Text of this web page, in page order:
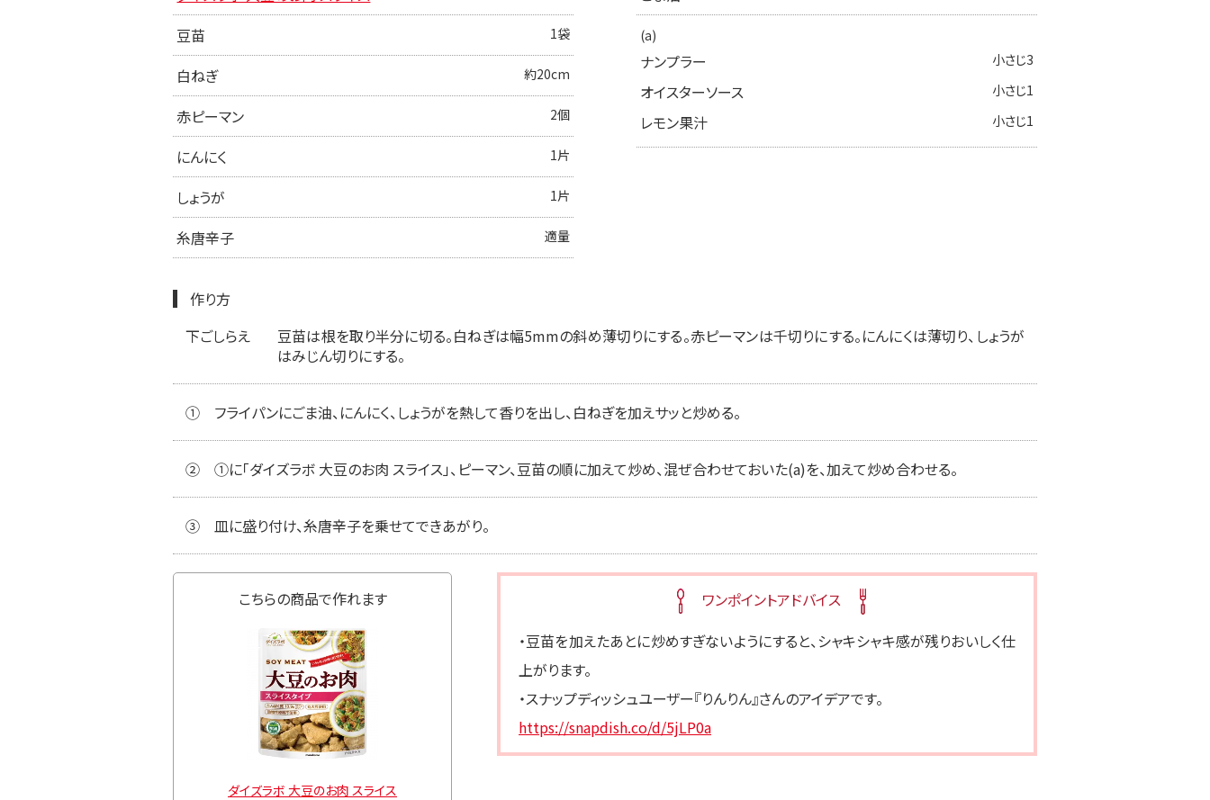
豆苗 1袋
白ねぎ 約20cm
赤ピーマン 2個
にんにく 1片
しょうが 1片
糸唐辛子 適量
(a)
ナンプラー 小さじ3
オイスターソース 小さじ1
レモン果汁 小さじ1
作り方
下ごしらえ
豆苗は根を取り半分に切る。白ねぎは幅5mmの斜め薄切りにする。赤ピーマンは千切りにする。にんにくは薄切り、しょうが
はみじん切りにする。
① フライパンにごま油、にんにく、しょうがを熱して香りを出し、白ねぎを加えサッと炒める。
② ①に「ダイズラボ 大豆のお肉 スライス」、ピーマン、豆苗の順に加えて炒め、混ぜ合わせておいた(a)を、加えて炒め合わせる。
③ 皿に盛り付け、糸唐辛子を乗せてできあがり。
ワンポイントアドバイス
・豆苗を加えたあとに炒めすぎないようにすると、シャキシャキ感が残りおいしく仕
上がります。
・スナップディッシュユーザー『りんりん』さんのアイデアです。
https://snapdish.co/d/5jLP0a
こちらの商品で作れます
ダイズラボ 大豆のお肉 スライス